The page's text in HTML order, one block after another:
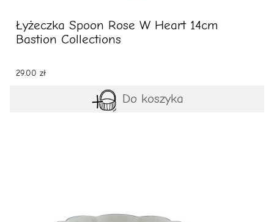
Łyżeczka Spoon Rose W Heart 14cm
Bastion Collections
29.00 zł
Do koszyka